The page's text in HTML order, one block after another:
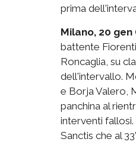
prima
Milano, 20 gen
battente
Roncaglia, su
dell'intervallo.
e Borja Valero,
panchina al
interventi
Sanctis che al